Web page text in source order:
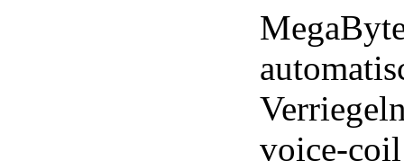
voice-